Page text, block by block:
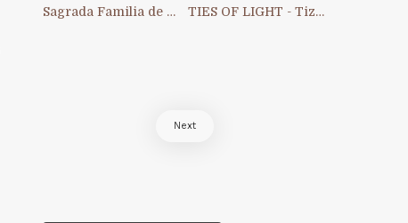
Sagrada Familia de Barcelona TIES OF LIGHT - Tiziana Chiara
Next